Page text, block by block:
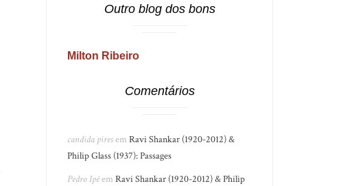
Outro blog dos bons
Milton Ribeiro
Comentários
candida piresemRavi Shankar (1920-2012) &
Philip Glass (1937): Passages
Pedro IpêemRavi Shankar (1920-2012) & Philip